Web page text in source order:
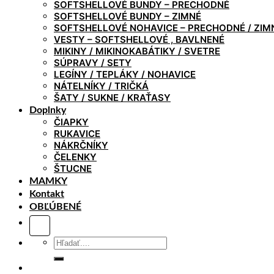
SOFTSHELLOVÉ BUNDY – PRECHODNÉ
SOFTSHELLOVÉ BUNDY – ZIMNÉ
SOFTSHELLOVÉ NOHAVICE – PRECHODNÉ /
VESTY – SOFTSHELLOVÉ , BAVLNENÉ
MIKINY / MIKINOKABÁTIKY / SVETRE
SÚPRAVY / SETY
LEGÍNY / TEPLÁKY / NOHAVICE
NÁTELNÍKY / TRIČKÁ
ŠATY / SUKNE / KRAŤASY
Doplnky
ČIAPKY
RUKAVICE
NÁKRČNÍKY
ČELENKY
ŠTUCNE
MAMKY
Kontakt
OBĽÚBENÉ
Hľadať: